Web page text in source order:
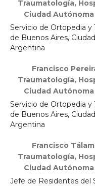
Traumatología,
Ciudad
Servicio de Ortopedia
de Buenos Aires,
Argentina
Francisco
Traumatología,
Ciudad
Servicio de Ortopedia
de Buenos Aires,
Argentina
Francisco
Traumatología,
Ciudad
Jefe de Residentes del